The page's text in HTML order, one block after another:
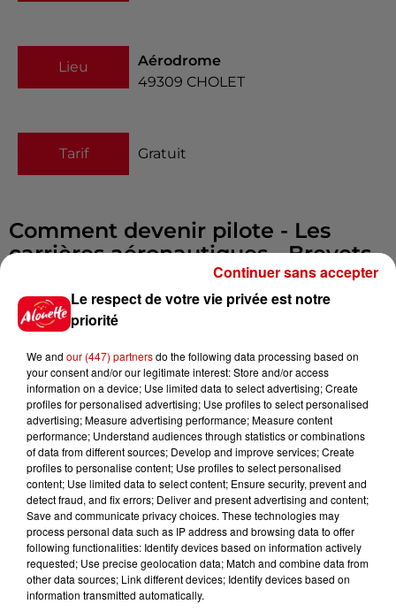
Lieu
Aérodrome
49309 CHOLET
Tarif Gratuit
Comment devenir pilote - Les
carrières aéronautiques - Brevets
d'initiation aéronautique
Infos
Voir plus
Pape Léon XIV en France : quel
est son programme ?
15h54
Limoges : un bébé d'un mois
blessé dans un incendie, un
appartement...
15h02
Éclipse solaire : découvrez les
Le respect de votre vie privée est notre
priorité
We and our (447) partnersdo the following data processing based on
your consent and/or our legitimate interest: Store and/or access
information on a device; Use limited data to select advertising; Create
profiles for personalised advertising; Use profiles to select personalised
advertising; Measure advertising performance; Measure content
performance; Understand audiences through statistics or combinations
of data from different sources; Develop and improve services; Create
profiles to personalise content; Use profiles to select personalised
content; Use limited data to select content; Ensure security, prevent and
detect fraud, and fix errors; Deliver and present advertising and content;
Save and communicate privacy choices. These technologies may
process personal data such as IP address and browsing data to offer
following functionalities: Identify devices based on information actively
requested; Use precise geolocation data; Match and combine data from
other data sources; Link different devices; Identify devices based on
information transmitted automatically.
Continuer sans accepter